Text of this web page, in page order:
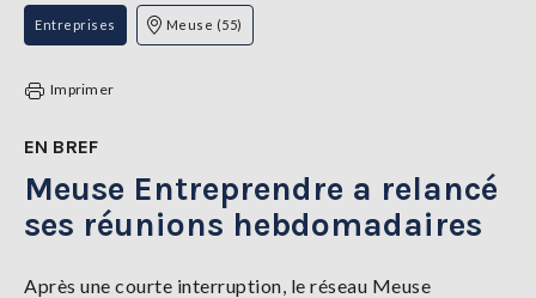
THÉMATIQUES
RÉGIONS
TENDANCES
SERVICES
GAZETTE
Entreprises Meuse (55)
Imprimer
EN BREF
Meuse Entreprendre a relancé
ses réunions hebdomadaires
Après une courte interruption, le réseau Meuse